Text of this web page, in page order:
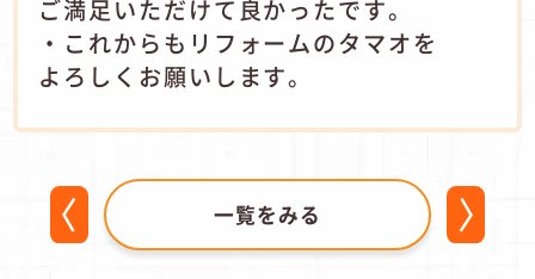
ご満足いただけて良かったです。
・これからもリフォームのタマオを
よろしくお願いします。
一覧をみる